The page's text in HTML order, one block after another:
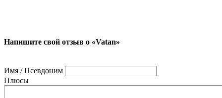
Напишите свой отзыв о «Vatan»
Имя / Псевдоним
Плюсы